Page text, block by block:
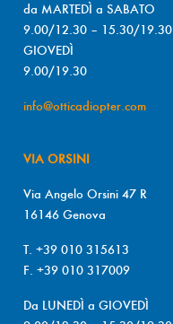
da MARTEDÌ a SABATO
9.00/12.30 – 15.30/19.30
GIOVEDÌ
9.00/19.30
info@otticadiopter.com
VIA ORSINI
Via Angelo Orsini 47 R
16146 Genova
T. +39 010 315613
F. +39 010 317009
Da LUNEDÌ a GIOVEDÌ